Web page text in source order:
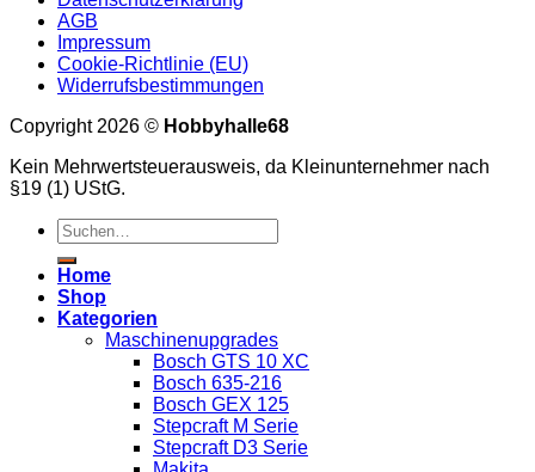
AGB
Impressum
Cookie-Richtlinie (EU)
Widerrufsbestimmungen
Copyright 2026 © Hobbyhalle68
Kein Mehrwertsteuerausweis, da Kleinunternehmer nach
§19 (1) UStG.
Suchen
nach:
Home
Shop
Kategorien
Maschinenupgrades
Bosch GTS 10 XC
Bosch 635-216
Bosch GEX 125
Stepcraft M Serie
Stepcraft D3 Serie